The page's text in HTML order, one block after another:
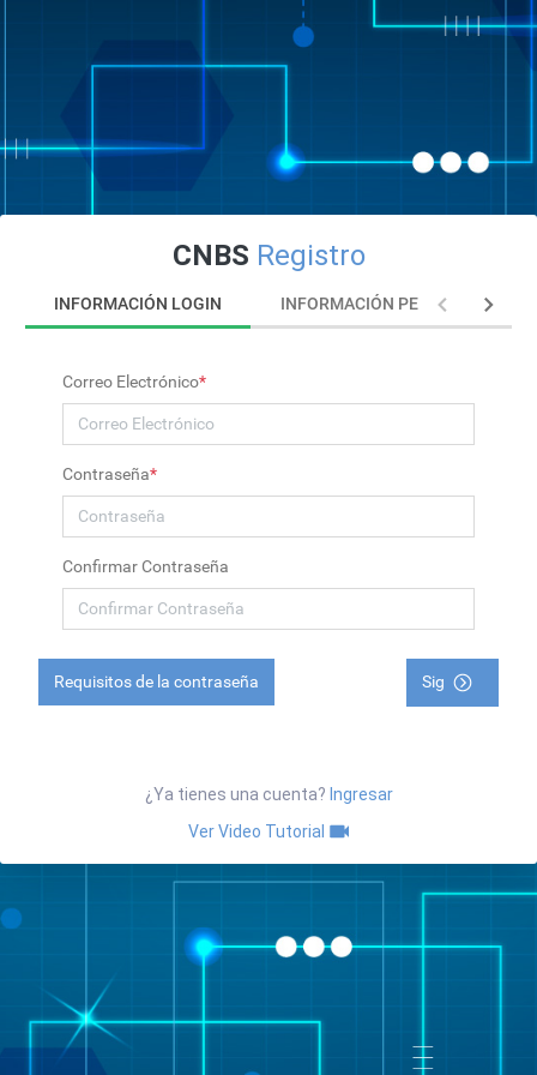
CNBS Registro
INFORMACIÓN LOGIN INFORMACIÓN PERSONAL
Correo Electrónico*
Contraseña*
Confirmar Contraseña
Requisitos de la contraseña Sig
¿Ya tienes una cuenta? Ingresar
Ver Video Tutorial